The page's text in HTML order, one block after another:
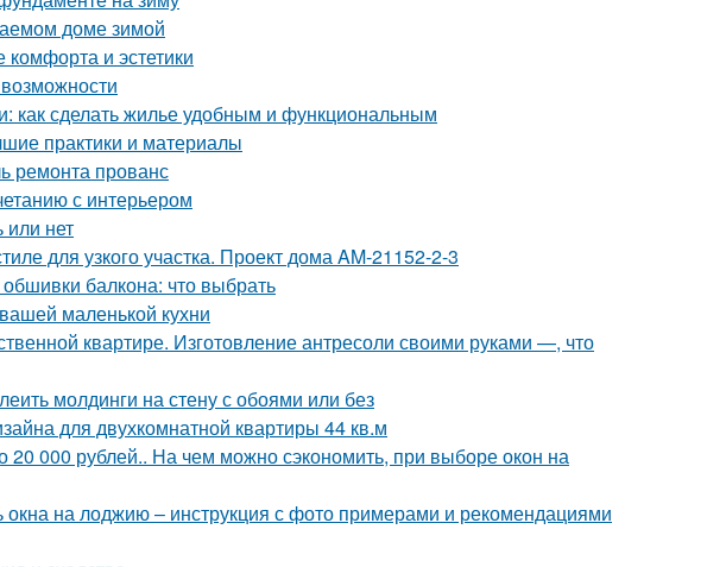
доме зимой
и эстетики
как сделать жилье удобным и функциональным
практики и материалы
ремонта прованс
с интерьером
нет
для узкого участка. Проект дома AM-21152-2-3
балкона: что выбрать
маленькой кухни
квартире. Изготовление антресоли своими руками —, что
молдинги на стену с обоями или без
для двухкомнатной квартиры 44 кв.м
20 000 рублей.. На чем можно сэкономить, при выборе окон на
окна на лоджию – инструкция с фото примерами и рекомендациями